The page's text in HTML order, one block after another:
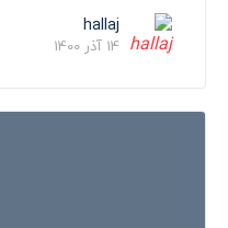
hallaj
14 آذر 1400